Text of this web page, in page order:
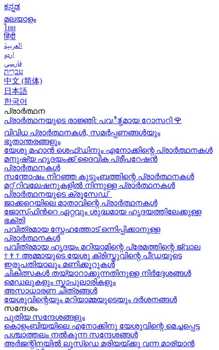
ಕನ್ನಡ
മലയാളം
ไทย
हिंदी
العربية
اردو
فارسی
עִברִית
中文 (简体)
日本語
한국어
പ്രാർത്ഥന
പ്രാർത്ഥനയുടെ രാജ്ഞി: പവಿತ್ರമായ റോസറി 🌹
വിവിധ പ്രാർത്ഥനകൾ, സമർപ്പണങ്ങൾയും
ഭൂതാന്തരങ്ങളും
യേശു മഹാന്‍ ശെഫ്ഡിനും എനോക്കിന്റെ പ്രാർത്ഥനകള്‍
മനുഷ്യ ഹൃദയംക്ക് ദൈവിക പ്രീപറേഷൻ
പ്രാർത്ഥനകൾ
സന്തോഷം നിറഞ്ഞ കുടുംബത്തിന്റെ പ്രാർത്ഥനകള്‍
മറ്റ് റിവലേഷനുകളിൽ നിന്നുള്ള പ്രാർത്ഥനകൾ
പ്രാർത്ഥനയുടെ ക്രൂസേഡ്
ജാക്കറെയിലെ മാതാവിന്റെ പ്രാർത്ഥനകൾ
ജോസ്‌ഫിന്‍റെ ഏറ്റവും ശുദ്ധമായ ഹൃദയത്തിലേക്കുള്ള
ഭക്തി
പവിത്രമായ സ്നേഹത്തോട് ഒന്നിപ്പിക്കാനുള്ള
പ്രാർത്ഥനകള്‍
പവിത്രമായ ഹൃദയം മറിയാമിന്റെ പ്രേമത്തിന്റെ ജ്വാല
† † † അമ്മായുടെ യേശു ക്രിസ്തുവിന്റെ പീഡയുടെ
ഇരുപതിയാലും മണിക്കൂറുകള്‍
ചികിത്സകൾ തയ്യാറാക്കുന്നതിനുള്ള നിർദ്ദേശങ്ങൾ
മെഡലുകളും സ്കാപുലാരികളും
അസാധാരണ ചിത്രങ്ങൾ
യേശുവിന്റെയും മറിയാമ്മയുടെയും ദർശനങ്ങൾ
സന്ദേശം
പുതിയ സന്ദേശങ്ങളും
കൊളംബിയയിലെ എനോക്കിനു യേശുവിന്റെ മെച്ചപ്പെട്ട
പശ്ചാത്തലം നൽകുന്ന സന്ദേശങ്ങള്‍
അർജന്റിനയിൽ ലൂസ്ഡെ മരിയയ്ക്കു വന്ന മാര്യാന്‍